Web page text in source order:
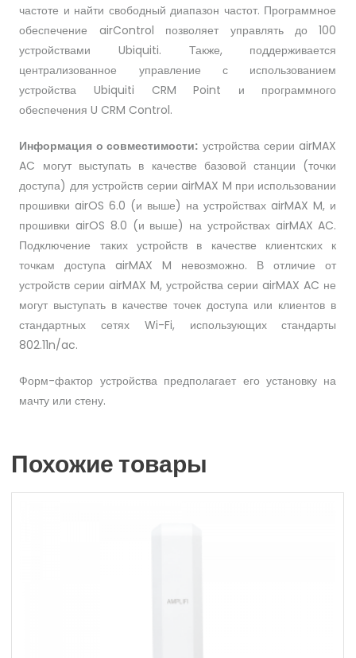
частоте и найти свободный диапазон частот. Программное
обеспечение airControl позволяет управлять до 100
устройствами Ubiquiti. Также, поддерживается
централизованное управление с использованием
устройства Ubiquiti CRM Point и программного
обеспечения U CRM Control.
Информация о совместимости: устройства серии airMAX
AC могут выступать в качестве базовой станции (точки
доступа) для устройств серии airMAX M при использовании
прошивки airOS 6.0 (и выше) на устройствах airMAX M, и
прошивки airOS 8.0 (и выше) на устройствах airMAX AC.
Подключение таких устройств в качестве клиентских к
точкам доступа airMAX M невозможно. В отличие от
устройств серии airMAX M, устройства серии airMAX AC не
могут выступать в качестве точек доступа или клиентов в
стандартных сетях Wi-Fi, использующих стандарты
802.11n/ac.
Форм-фактор устройства предполагает его установку на
мачту или стену.
Похожие товары